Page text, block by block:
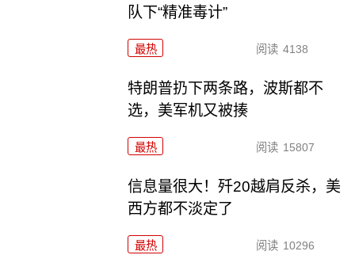
队下“精准毒计”
最热 阅读 4138
特朗普扔下两条路，波斯都不
选，美军机又被揍
最热 阅读 15807
信息量很大！歼20越肩反杀，美
西方都不淡定了
最热 阅读 10296